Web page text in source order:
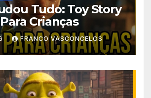
Tudo: Toy Story
Crianças
FRANCO VASCONCELOS